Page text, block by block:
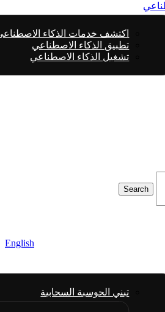
اكتشف خدمات الذكاء
تطبيق الذكاء الاصطناعي
تشغيل الذكاء الاصطناعي
Search
English
تبني الحوسبة السحابية